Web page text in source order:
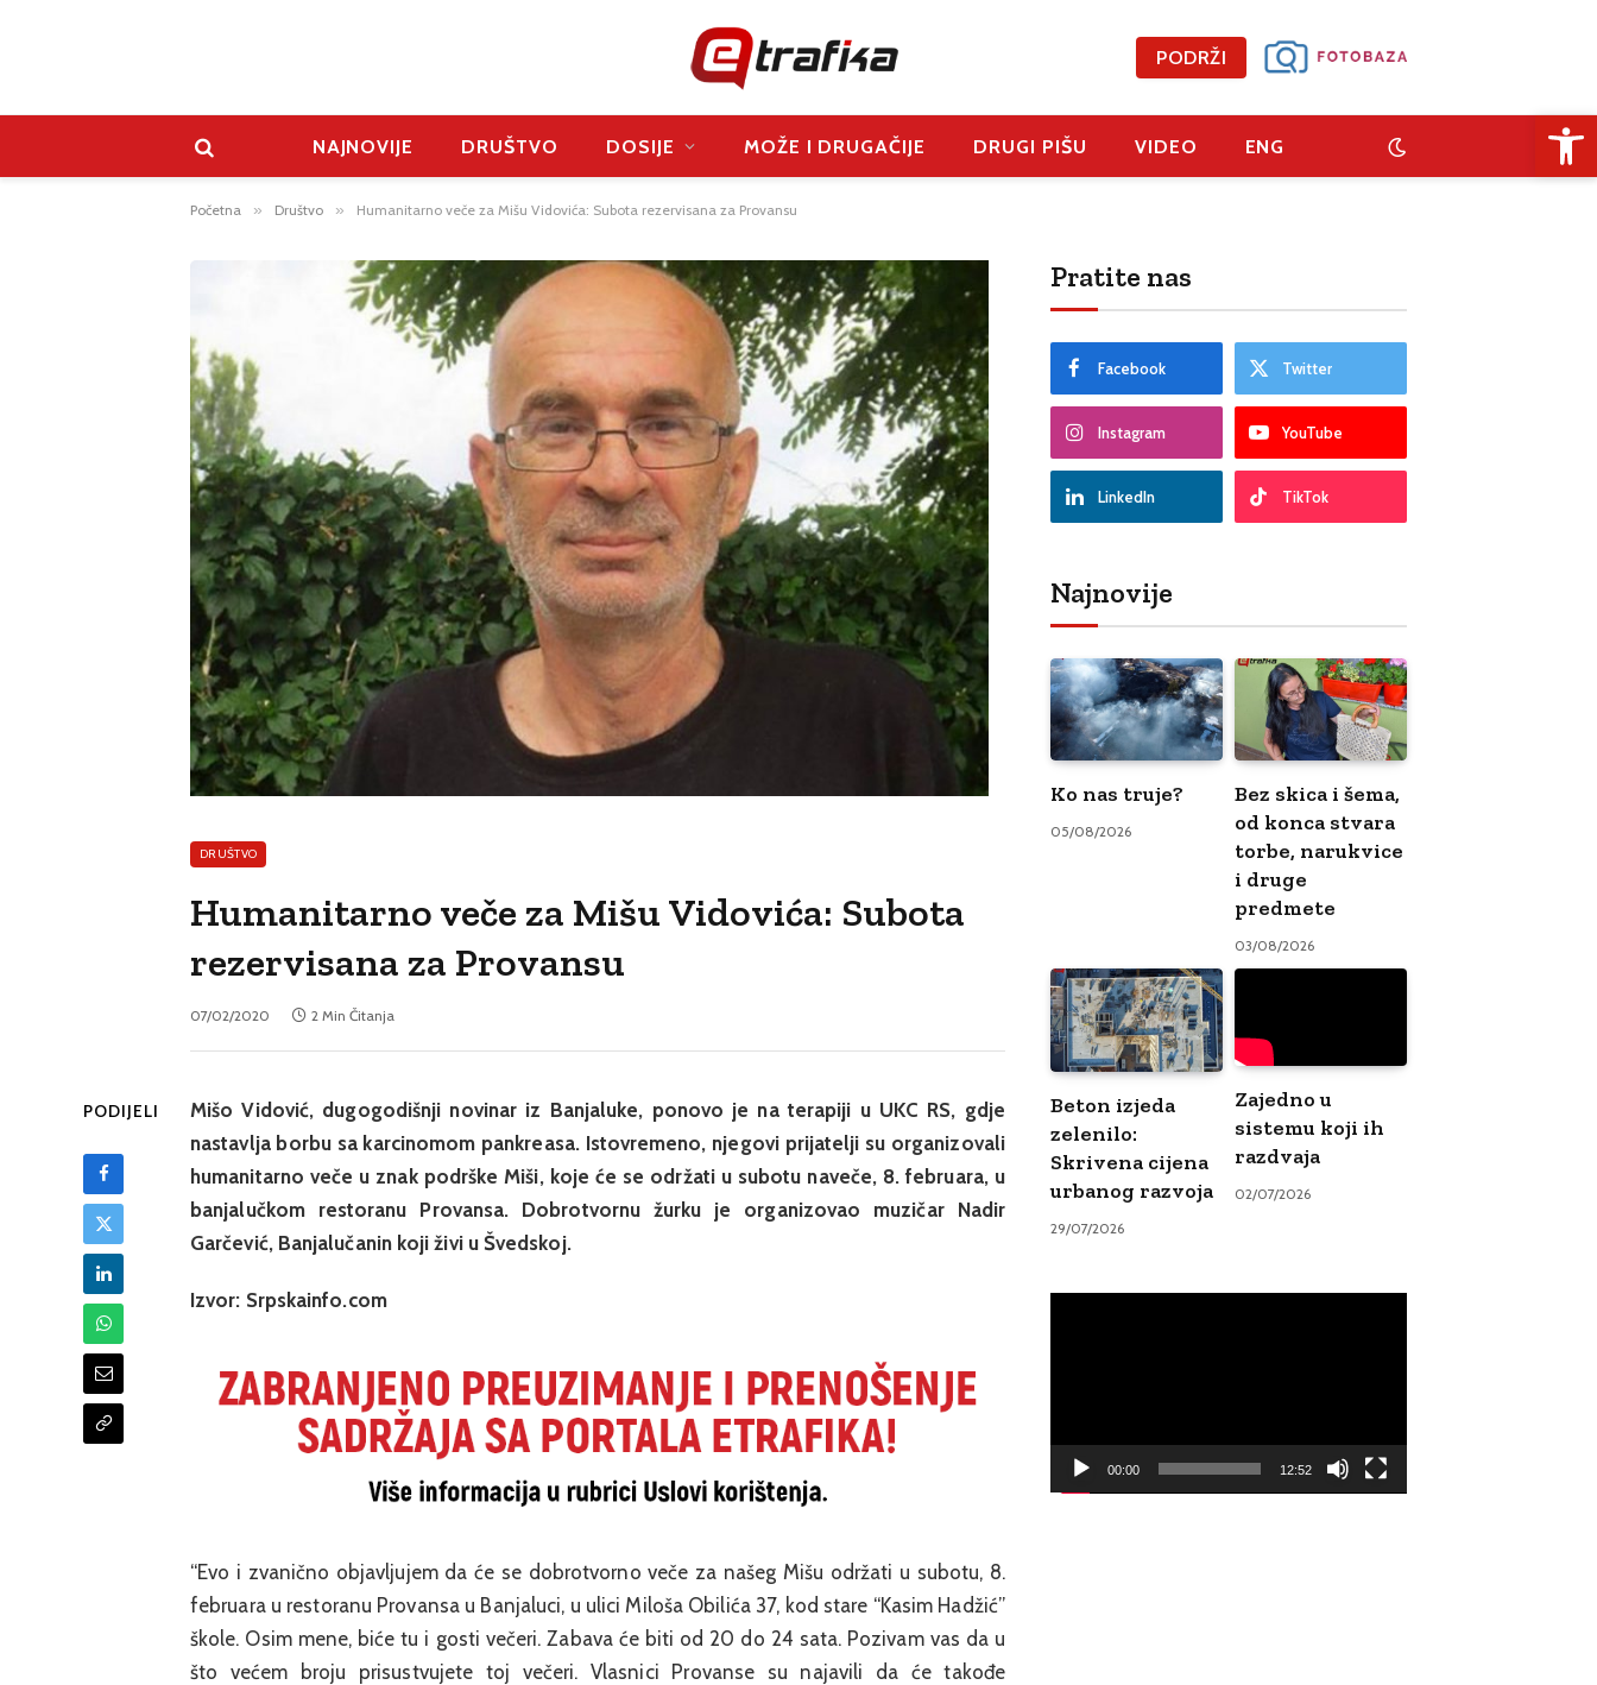
PODRŽI
NAJNOVIJE DRUŠTVO DOSIJE MOŽE I DRUGAČIJE DRUGI PIŠU VIDEO ENG
Početna » Društvo » Humanitarno veče za Mišu Vidovića: Subota rezervisana za Provansu
DRUŠTVO
Humanitarno veče za Mišu Vidovića: Subota
rezervisana za Provansu
07/02/2020 2 Min Čitanja
PODIJELI
Mišo Vidović, dugogodišnji novinar iz Banjaluke, ponovo je na terapiji u UKC RS, gdje
nastavlja borbu sa karcinomom pankreasa. Istovremeno, njegovi prijatelji su organizovali
humanitarno veče u znak podrške Miši, koje će se održati u subotu naveče, 8. februara, u
banjalučkom restoranu Provansa. Dobrotvornu žurku je organizovao muzičar Nadir
Garčević, Banjalučanin koji živi u Švedskoj.
Izvor: Srpskainfo.com
“Evo i zvanično objavljujem da će se dobrotvorno veče za našeg Mišu održati u subotu, 8.
februara u restoranu Provansa u Banjaluci, u ulici Miloša Obilića 37, kod stare “Kasim Hadžić”
škole. Osim mene, biće tu i gosti večeri. Zabava će biti od 20 do 24 sata. Pozivam vas da u
što većem broju prisustvujete toj večeri. Vlasnici Provanse su najavili da će takođe
Pratite nas
Facebook Twitter
Instagram YouTube
LinkedIn TikTok
Najnovije
Ko nas truje?
05/08/2026
Bez skica i šema,
od konca stvara
torbe, narukvice
i druge
predmete
03/08/2026
Beton izjeda
zelenilo:
Skrivena cijena
urbanog razvoja
29/07/2026
Zajedno u
sistemu koji ih
razdvaja
02/07/2026
00:00 12:52